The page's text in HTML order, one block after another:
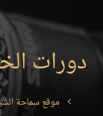
دورات
موقع سماحة